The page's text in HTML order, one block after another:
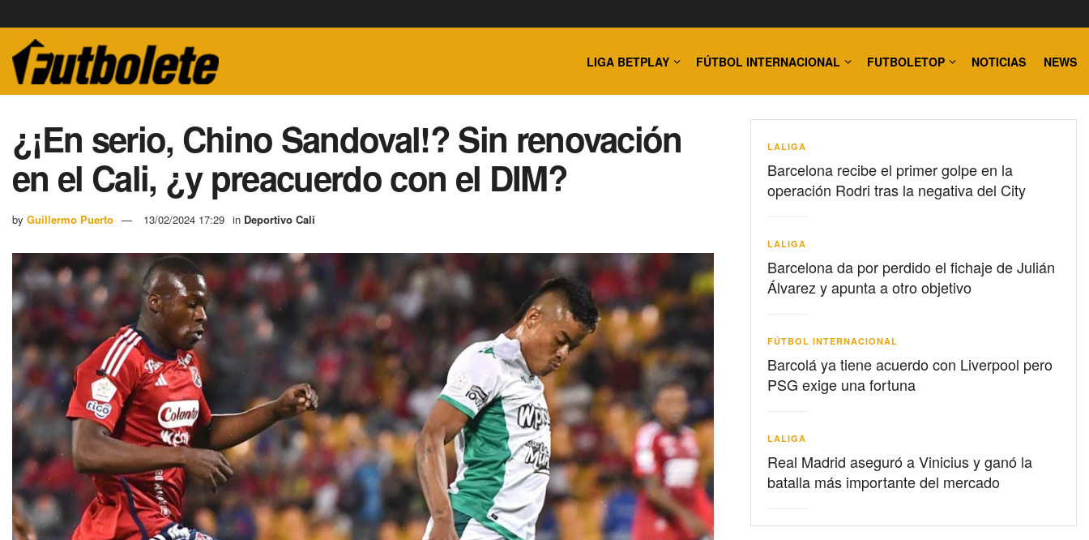
LIGA BETPLAY FÚTBOL INTERNACIONAL FUTBOLETOP NOTICIAS NEWS
¿¡En serio, Chino Sandoval!? Sin renovación
en el Cali, ¿y preacuerdo con el DIM?
by Guillermo Puerto 13/02/2024 17:29 in Deportivo Cali
LALIGA
Barcelona recibe el primer golpe en la
operación Rodri tras la negativa del City
LALIGA
Barcelona da por perdido el fichaje de Julián
Álvarez y apunta a otro objetivo
FÚTBOL INTERNACIONAL
Barcolá ya tiene acuerdo con Liverpool pero
PSG exige una fortuna
LALIGA
Real Madrid aseguró a Vinicius y ganó la
batalla más importante del mercado